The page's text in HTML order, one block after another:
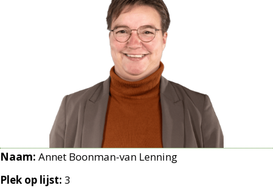
Naam: Annet Boonman-van Lenning
Plek op lijst: 3